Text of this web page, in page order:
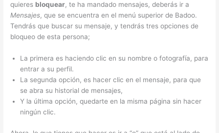
quieres bloquear, te ha mandado mensajes, deberás ir a
Mensajes, que se encuentra en el menú superior de Badoo.
Tendrás que buscar su mensaje, y tendrás tres opciones de
bloqueo de esta persona;
La primera es haciendo clic en su nombre o fotografía, para
entrar a su perfil.
La segunda opción, es hacer clic en el mensaje, para que
se abra su historial de mensajes,
Y la última opción, quedarte en la misma página sin hacer
ningún clic.